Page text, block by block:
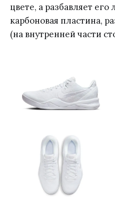
цвете, а разбавляет его
карбоновая пластина,
(на внутренней части